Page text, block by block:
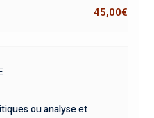
45,00€
ou analyse et